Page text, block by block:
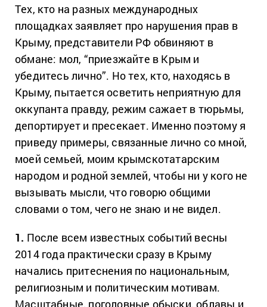
Тех, кто на разных международных
площадках заявляет про нарушения прав в
Крыму, представители РФ обвиняют в
обмане: мол, “приезжайте в Крым и
убедитесь лично”. Но тех, кто, находясь в
Крыму, пытается осветить неприятную для
оккупанта правду, режим сажает в тюрьмы,
депортирует и пресекает. Именно поэтому я
приведу примеры, связанные лично со мной,
моей семьей, моим крымскотатарским
народом и родной землей, чтобы ни у кого не
вызывать мысли, что говорю общими
словами о том, чего не знаю и не видел.
1. После всем известных событий весны
2014 года практически сразу в Крыму
начались притеснения по национальным,
религиозным и политическим мотивам.
Масштабные, поголовные обыски, облавы и